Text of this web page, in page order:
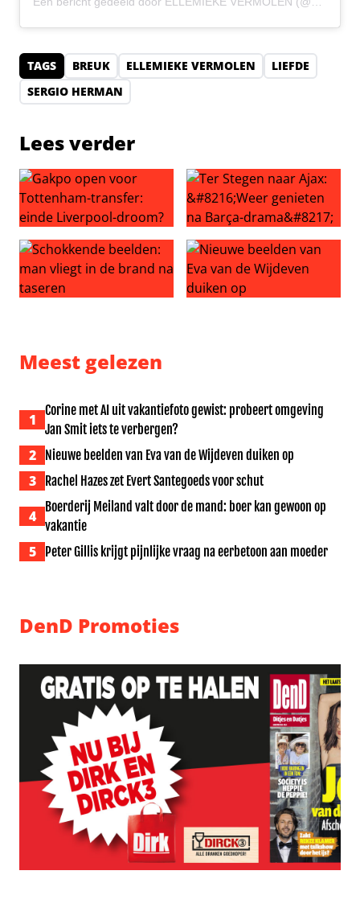
TAGS BREUK ELLEMIEKE VERMOLEN
LIEFDE
SERGIO HERMAN
Lees verder
Gakpo open voor Tottenham-transfer: einde Liverpool-
Ter Stegen naar Ajax:
Meest gelezen
1
Corine met AI uit vakantiefoto gewist: probeert omgeving
Jan Smit iets te verbergen?
2 Nieuwe beelden van Eva van de Wijdeven duiken op
3 Rachel Hazes zet Evert Santegoeds voor schut
4
Boerderij Meiland valt door de mand: boer kan gewoon op
vakantie
5 Peter Gillis krijgt pijnlijke vraag na eerbetoon aan moeder
DenD Promoties